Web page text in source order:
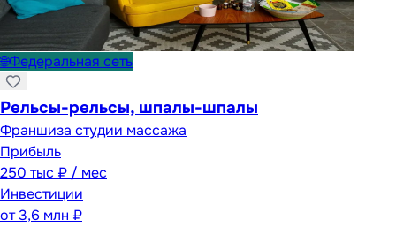
🌐Федеральная сеть
Рельсы-рельсы, шпалы-шпалы
Франшиза студии массажа
Прибыль
250 тыс ₽ / мес
Инвестиции
от3,6 млн ₽